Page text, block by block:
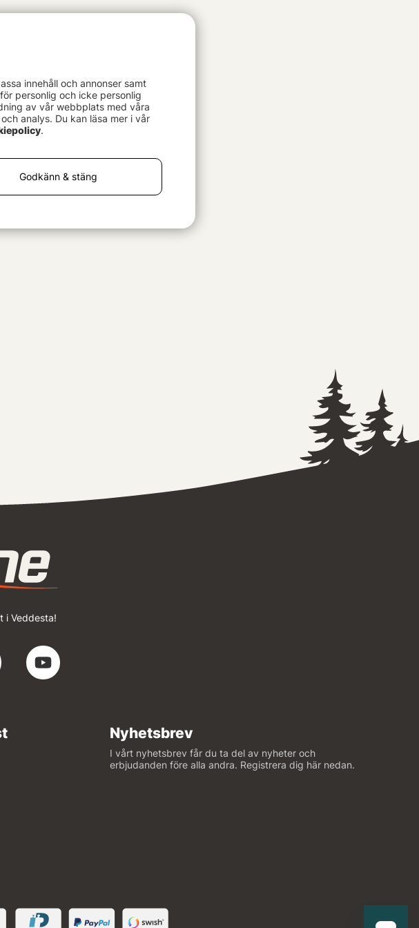
i Veddesta!
Nyhetsbrev
I vårt nyhetsbrev får du ta del av nyheter och
erbjudanden före alla andra. Registrera dig här nedan.
innehåll och annonser samt
personlig och icke personlig
av vår webbplats med våra
analys. Du kan läsa mer i vår
.
Godkänn & stäng